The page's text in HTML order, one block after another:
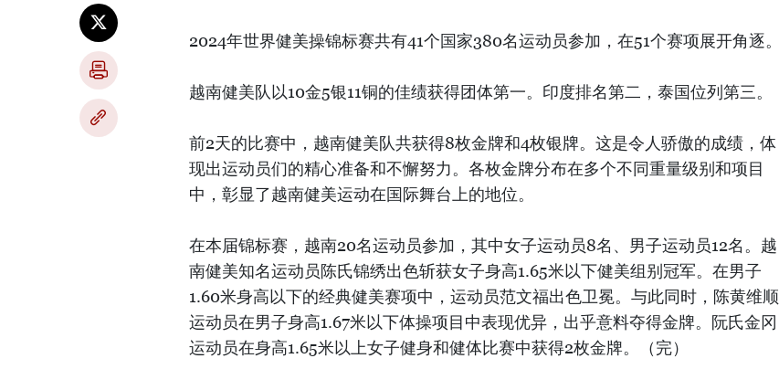
2024年世界健美操锦标赛共有41个国家380名运动员参加，在51个赛项展开角逐。
越南健美队以10金5银11铜的佳绩获得团体第一。印度排名第二，泰国位列第三。
前2天的比赛中，越南健美队共获得8枚金牌和4枚银牌。这是令人骄傲的成绩，体
现出运动员们的精心准备和不懈努力。各枚金牌分布在多个不同重量级别和项目
中，彰显了越南健美运动在国际舞台上的地位。
在本届锦标赛，越南20名运动员参加，其中女子运动员8名、男子运动员12名。越
南健美知名运动员陈氏锦绣出色斩获女子身高1.65米以下健美组别冠军。在男子
1.60米身高以下的经典健美赛项中，运动员范文福出色卫冕。与此同时，陈黄维顺
运动员在男子身高1.67米以下体操项目中表现优异，出乎意料夺得金牌。阮氏金冈
运动员在身高1.65米以上女子健身和健体比赛中获得2枚金牌。（完）